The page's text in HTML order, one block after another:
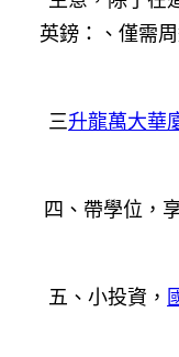
英鎊：、僅需
三升龍萬大華
四、帶學位，
五、小投資，